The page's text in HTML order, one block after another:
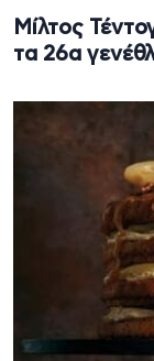
Μίλτος
τα 26α